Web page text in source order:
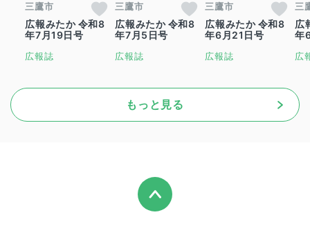
三鷹市
広報みたか 令和8
年7月19日号
広報誌
三鷹市
広報みたか 令和8
年7月5日号
広報誌
三鷹市
広報みたか 令和8
年6月21日号
広報誌
三
広
年
広
もっと見る